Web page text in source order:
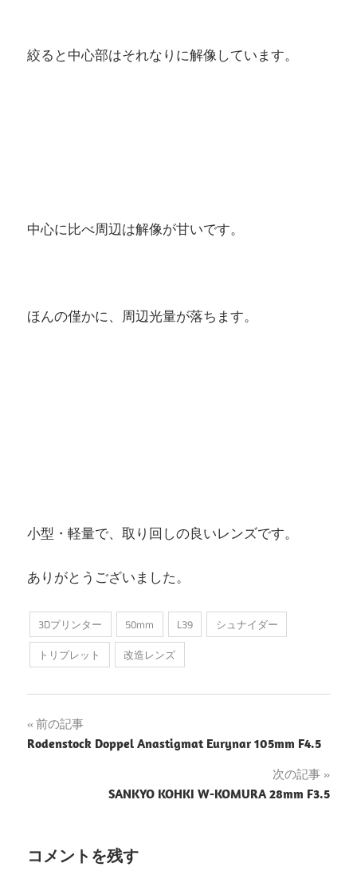
絞ると中心部はそれなりに解像しています。
中心に比べ周辺は解像が甘いです。
ほんの僅かに、周辺光量が落ちます。
小型・軽量で、取り回しの良いレンズです。
ありがとうございました。
3Dプリンター 50mm L39
シュナイダー
トリプレット
改造レンズ
投
稿
ゲ
前の記事
Rodenstock Doppel Anastigmat Eurynar 105mm F4.5
次の記事
SANKYO KOHKI W-KOMURA 28mm F3.5
コメントを残す